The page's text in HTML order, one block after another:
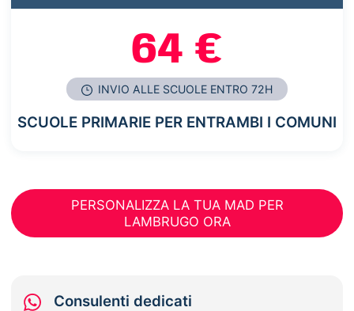
64 €
INVIO ALLE SCUOLE ENTRO 72H
SCUOLE PRIMARIE PER ENTRAMBI I COMUNI
PERSONALIZZA LA TUA MAD PER
LAMBRUGO ORA
Consulenti dedicati